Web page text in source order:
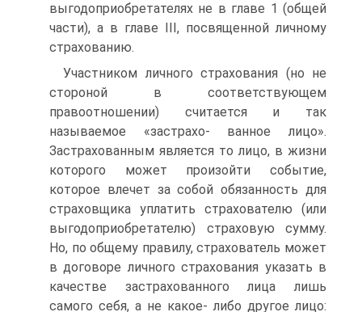
выгодоприобретателях не в главе 1 (общей
части), а в главе III, посвященной личному
страхованию.
Участником личного страхования (но не
стороной в соответствующем
правоотношении) считается и так
называемое «застрахо- ванное лицо».
Застрахованным является то лицо, в жизни
которого может произойти событие,
которое влечет за собой обязанность для
страховщика уплатить страхователю (или
выгодоприобретателю) страховую сумму.
Но, по общему правилу, страхователь может
в договоре личного страхования указать в
качестве застрахованного лица лишь
самого себя, а не какое- либо другое лицо: